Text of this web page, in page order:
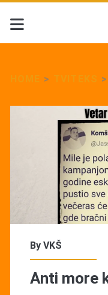
>
By VKŠ
Anti more